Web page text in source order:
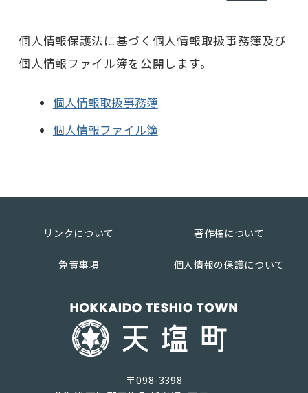
個人情報保護法に基づく個人情報取扱事務簿及び
個人情報ファイル簿を公開します。
個人情報取扱事務簿
個人情報ファイル簿
リンクについて 著作権について
免責事項 個人情報の保護について
〒098-3398